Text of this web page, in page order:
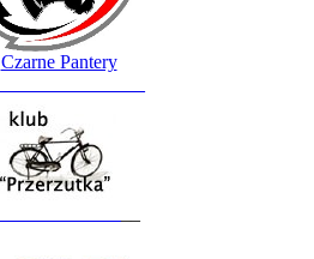
Czarne Pantery